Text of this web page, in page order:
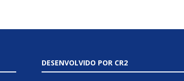
DESENVOLVIDO POR CR2